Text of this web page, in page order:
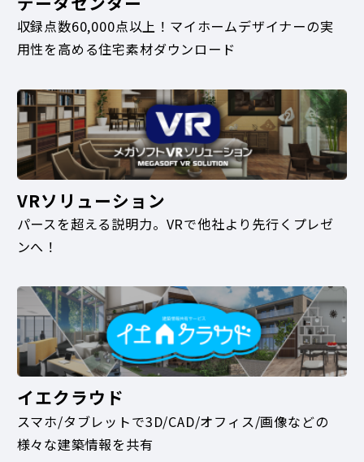
収録点数60,000点以上！マイホームデザイナーの実
用性を高める住宅素材ダウンロード
VRソリューション
パースを超える説明力。VRで他社より先行くプレゼ
ンへ！
イエクラウド
スマホ/タブレットで3D/CAD/オフィス/画像などの
様々な建築情報を共有